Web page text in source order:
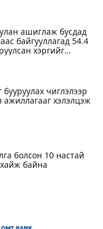
ашиглаж бусдад
байгууллагад 54.4
хэргийг
чиглэлээр
ажиллагааг хэлэлцэж
болсон 10 настай
байна
тэгш, сондгой